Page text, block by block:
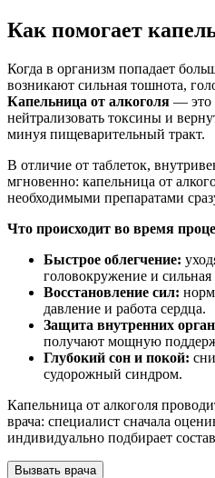
Как помогает
Когда в организм попадает
возникают сильная тошнота,
Капельница от алкоголя — это
нейтрализовать токсины и
минуя пищеварительный тракт.
В отличие от таблеток,
мгновенно: капельница от
необходимыми препаратами
Что происходит во время
Быстрое облегчение:
головокружение и
Восстановление сил:
давление и работа сердца.
Защита внутренних
получают мощную
Глубокий сон и покой:
судорожный синдром.
Капельница от алкоголя
врача: специалист сначала
индивидуально подбирает
Вызвать врача